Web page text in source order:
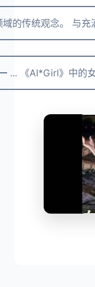
的传统观念。 与
《AI*Girl》中的